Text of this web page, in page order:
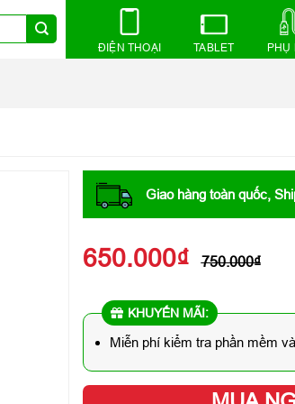
ĐIỆN THOẠI TABLET PHỤ
Giao hàng toàn quốc,
650.000₫ 750.000₫
KHUYẾN MÃI:
Miễn phí kiểm tra phần mềm